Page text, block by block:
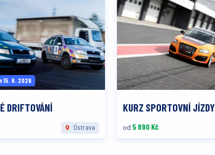
15. 8. 2026
DRIFTOVÁNÍ
Ostrava
KURZ SPORTOVNÍ JÍZDY
od 5 890 Kč